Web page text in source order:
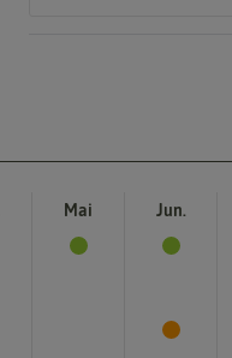
Mai Jun.